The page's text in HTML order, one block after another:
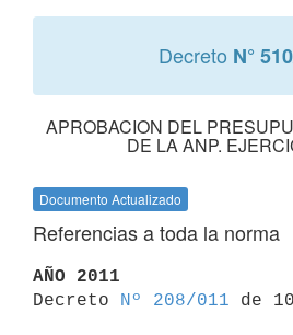
Decreto N°
APROBACION DEL
DE LA ANP.
Documento Actualizado
Referencias a toda la norma
AÑO 2011
Decreto
Nº 208/011 de